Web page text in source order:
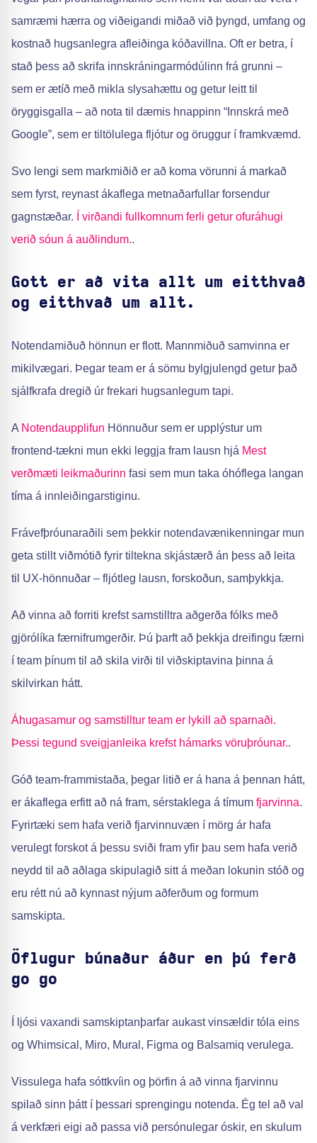
samræmi hærra og viðeigandi miðað við þyngd, umfang og
kostnað hugsanlegra afleiðinga kóðavillna. Oft er betra, í
stað þess að skrifa innskráningarmódúlinn frá grunni –
sem er ætíð með mikla slysahættu og getur leitt til
öryggisgalla – að nota til dæmis hnappinn “Innskrá með
Google”, sem er tiltölulega fljótur og öruggur í framkvæmd.
Svo lengi sem markmiðið er að koma vörunni á markað
sem fyrst, reynast ákaflega metnaðarfullar forsendur
gagnstæðar.
Í virðandi fullkomnum ferli getur ofuráhugi
verið sóun á auðlindum..
Gott er að vita allt um eitthvað
og eitthvað um allt.
Notendamiðuð hönnun er flott. Mannmiðuð samvinna er
mikilvægari. Þegar team er á sömu bylgjulengd getur það
sjálfkrafa dregið úr frekari hugsanlegum tapi.
A Notendaupplifun Hönnuður sem er upplýstur um
frontend-tækni mun ekki leggja fram lausn hjá Mest
verðmæti leikmaðurinn fasi sem mun taka óhóflega langan
tíma á innleiðingarstiginu.
Frávefþróunaraðili sem þekkir notendavænikenningar mun
geta stillt viðmótið fyrir tiltekna skjástærð án þess að leita
til UX-hönnuðar – fljótleg lausn, forskoðun, samþykkja.
Að vinna að forriti krefst samstilltra aðgerða fólks með
gjörólíka færnifrumgerðir. Þú þarft að þekkja dreifingu færni
í team þínum til að skila virði til viðskiptavina þinna á
skilvirkan hátt.
Áhugasamur og samstilltur team er lykill að sparnaði.
Þessi tegund sveigjanleika krefst hámarks vöruþróunar..
Góð team-frammistaða, þegar litið er á hana á þennan hátt,
er ákaflega erfitt að ná fram, sérstaklega á tímum fjarvinna.
Fyrirtæki sem hafa verið fjarvinnuvæn í mörg ár hafa
verulegt forskot á þessu sviði fram yfir þau sem hafa verið
neydd til að aðlaga skipulagið sitt á meðan lokunin stóð og
eru rétt nú að kynnast nýjum aðferðum og formum
samskipta.
Öflugur búnaður áður en þú ferð
go go
Í ljósi vaxandi samskiptanþarfar aukast vinsældir tóla eins
og Whimsical, Miro, Mural, Figma og Balsamiq verulega.
Vissulega hafa sóttkvíin og þörfin á að vinna fjarvinnu
spilað sinn þátt í þessari sprengingu notenda. Ég tel að val
á verkfæri eigi að passa við persónulegar óskir, en skulum